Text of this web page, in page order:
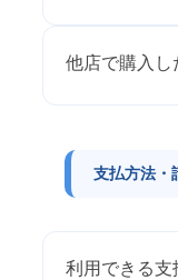
他店で購入し
支払方法・
利用できる支